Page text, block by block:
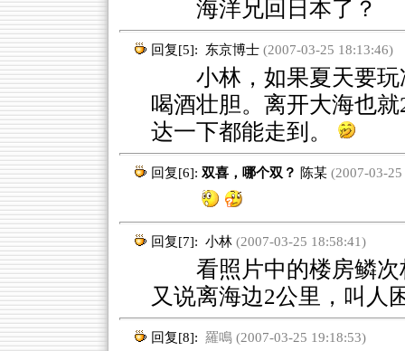
海洋兄回日本了？
回复[5]: 东京博士(2007-03-25 18:13:46)
小林，如果夏天要玩
喝酒壮胆。离开大海也
达一下都能走到。
回复[6]: 双喜，哪个双？ 陈某(2007-03-25
回复[7]: 小林(2007-03-25 18:58:41)
看照片中的楼房鳞次
又说离海边2公里，叫人
回复[8]: 羅鳴 (2007-03-25 19:18:53)